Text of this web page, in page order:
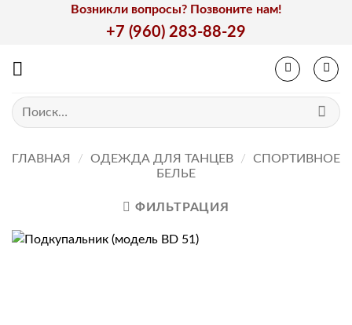
Возникли вопросы? Позвоните нам!
+7 (960) 283-88-29
Искать:
ГЛАВНАЯ / ОДЕЖДА ДЛЯ ТАНЦЕВ /
СПОРТИВНОЕ
БЕЛЬЕ
ФИЛЬТРАЦИЯ